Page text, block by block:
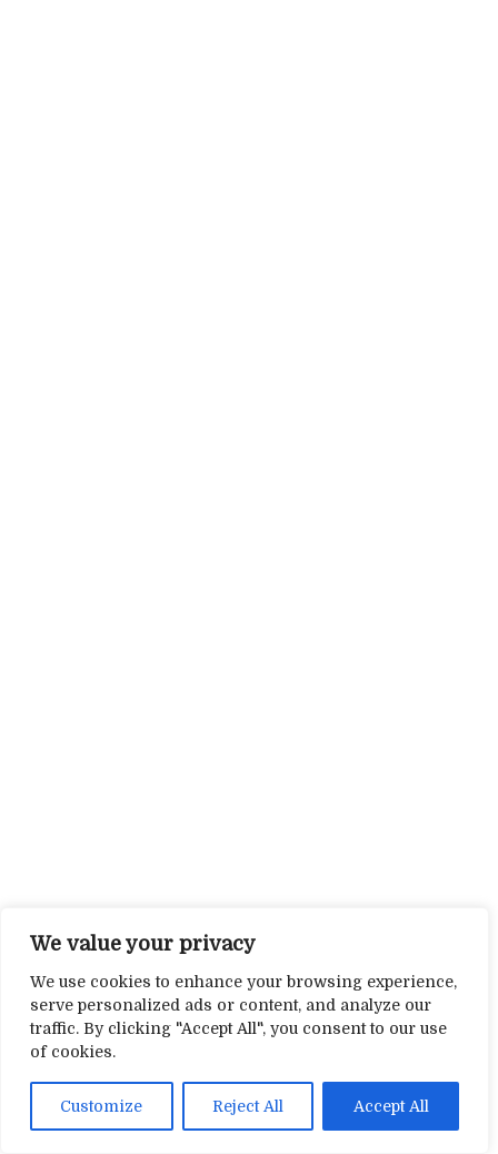
We value your privacy
We use cookies to enhance your browsing experience,
serve personalized ads or content, and analyze our
traffic. By clicking "Accept All", you consent to our use
of cookies.
Customize Reject All Accept All